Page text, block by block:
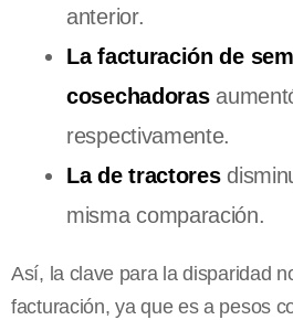
anterior.
La facturación de
cosechadoras
respectivamente.
La de tractores
misma comparación.
Así, la clave para la disparidad
facturación, ya que es a pesos